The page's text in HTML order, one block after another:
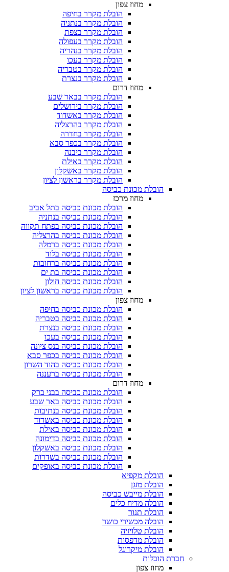
הובלת מקרר בחיפה
הובלת מקרר בנתניה
הובלת מקרר בצפת
הובלת מקרר בעפולה
הובלת מקרר בנהריה
הובלת מקרר בעכו
הובלת מקרר בטבריה
הובלת מקרר בנצרת
הובלת מקרר בבאר שבע
הובלת מקרר בירושלים
הובלת מקרר באשדוד
הובלת מקרר בהרצליה
הובלת מקרר בחדרה
הובלת מקרר בכפר סבא
הובלת מקרר ביבנה
הובלת מקרר באילת
הובלת מקרר באשקלון
הובלת מקרר בראשון לציון
הובלת מכונת כביסה
הובלת מכונת כביסה בתל אביב
הובלת מכונת כביסה בנתניה
הובלת מכונת כביסה בפתח תקווה
הובלת מכונת כביסה בהרצליה
הובלת מכונת כביסה ברמלה
הובלת מכונת כביסה בלוד
הובלת מכונת כביסה ברחובות
הובלת מכונת כביסה בת ים
הובלת מכונת כביסה חולון
הובלת מכונת כביסה בראשון לציון
הובלת מכונת כביסה בחיפה
הובלת מכונת כביסה בטבריה
הובלת מכונת כביסה בנצרת
הובלת מכונת כביסה בעכו
הובלת מכונת כביסה בנס ציונה
הובלת מכונת כביסה בכפר סבא
הובלת מכונת כביסה בהוד השרון
הובלת מכונת כביסה ברעננה
הובלת מכונת כביסה בבני ברק
הובלת מכונת כביסה באר שבע
הובלת מכונת כביסה בנתיבות
הובלת מכונת כביסה באשדוד
הובלת מכונת כביסה באילת
הובלת מכונת כביסה בדימונה
הובלת מכונת כביסה באשקלון
הובלת מכונת כביסה בשדרות
הובלת מכונת כביסה באופקים
הובלת מייבש כביסה
הובלה מכשירי כושר